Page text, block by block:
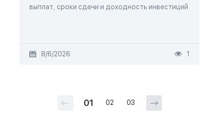
выплат, сроки сдачи и доходность инвестиций
8/6/2026 1
01 02 03